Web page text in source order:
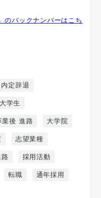
のバックナンバーはこち
内定辞退
大学生
業後 進路 大学院
志望業種
路 採用活動
転職 通年採用